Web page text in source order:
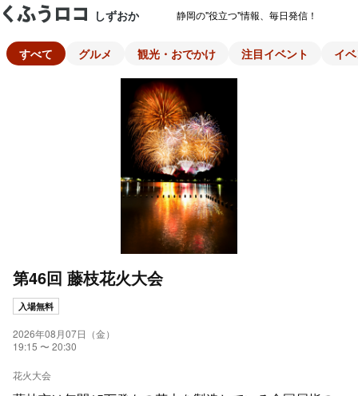
しずおか 静岡の"役立つ"情報、毎日発信！
すべて グルメ 観光・おでかけ 注目イベント イ
第46回 藤枝花火大会
入場無料
2026年08月07日（金）
19:15 〜 20:30
花火大会